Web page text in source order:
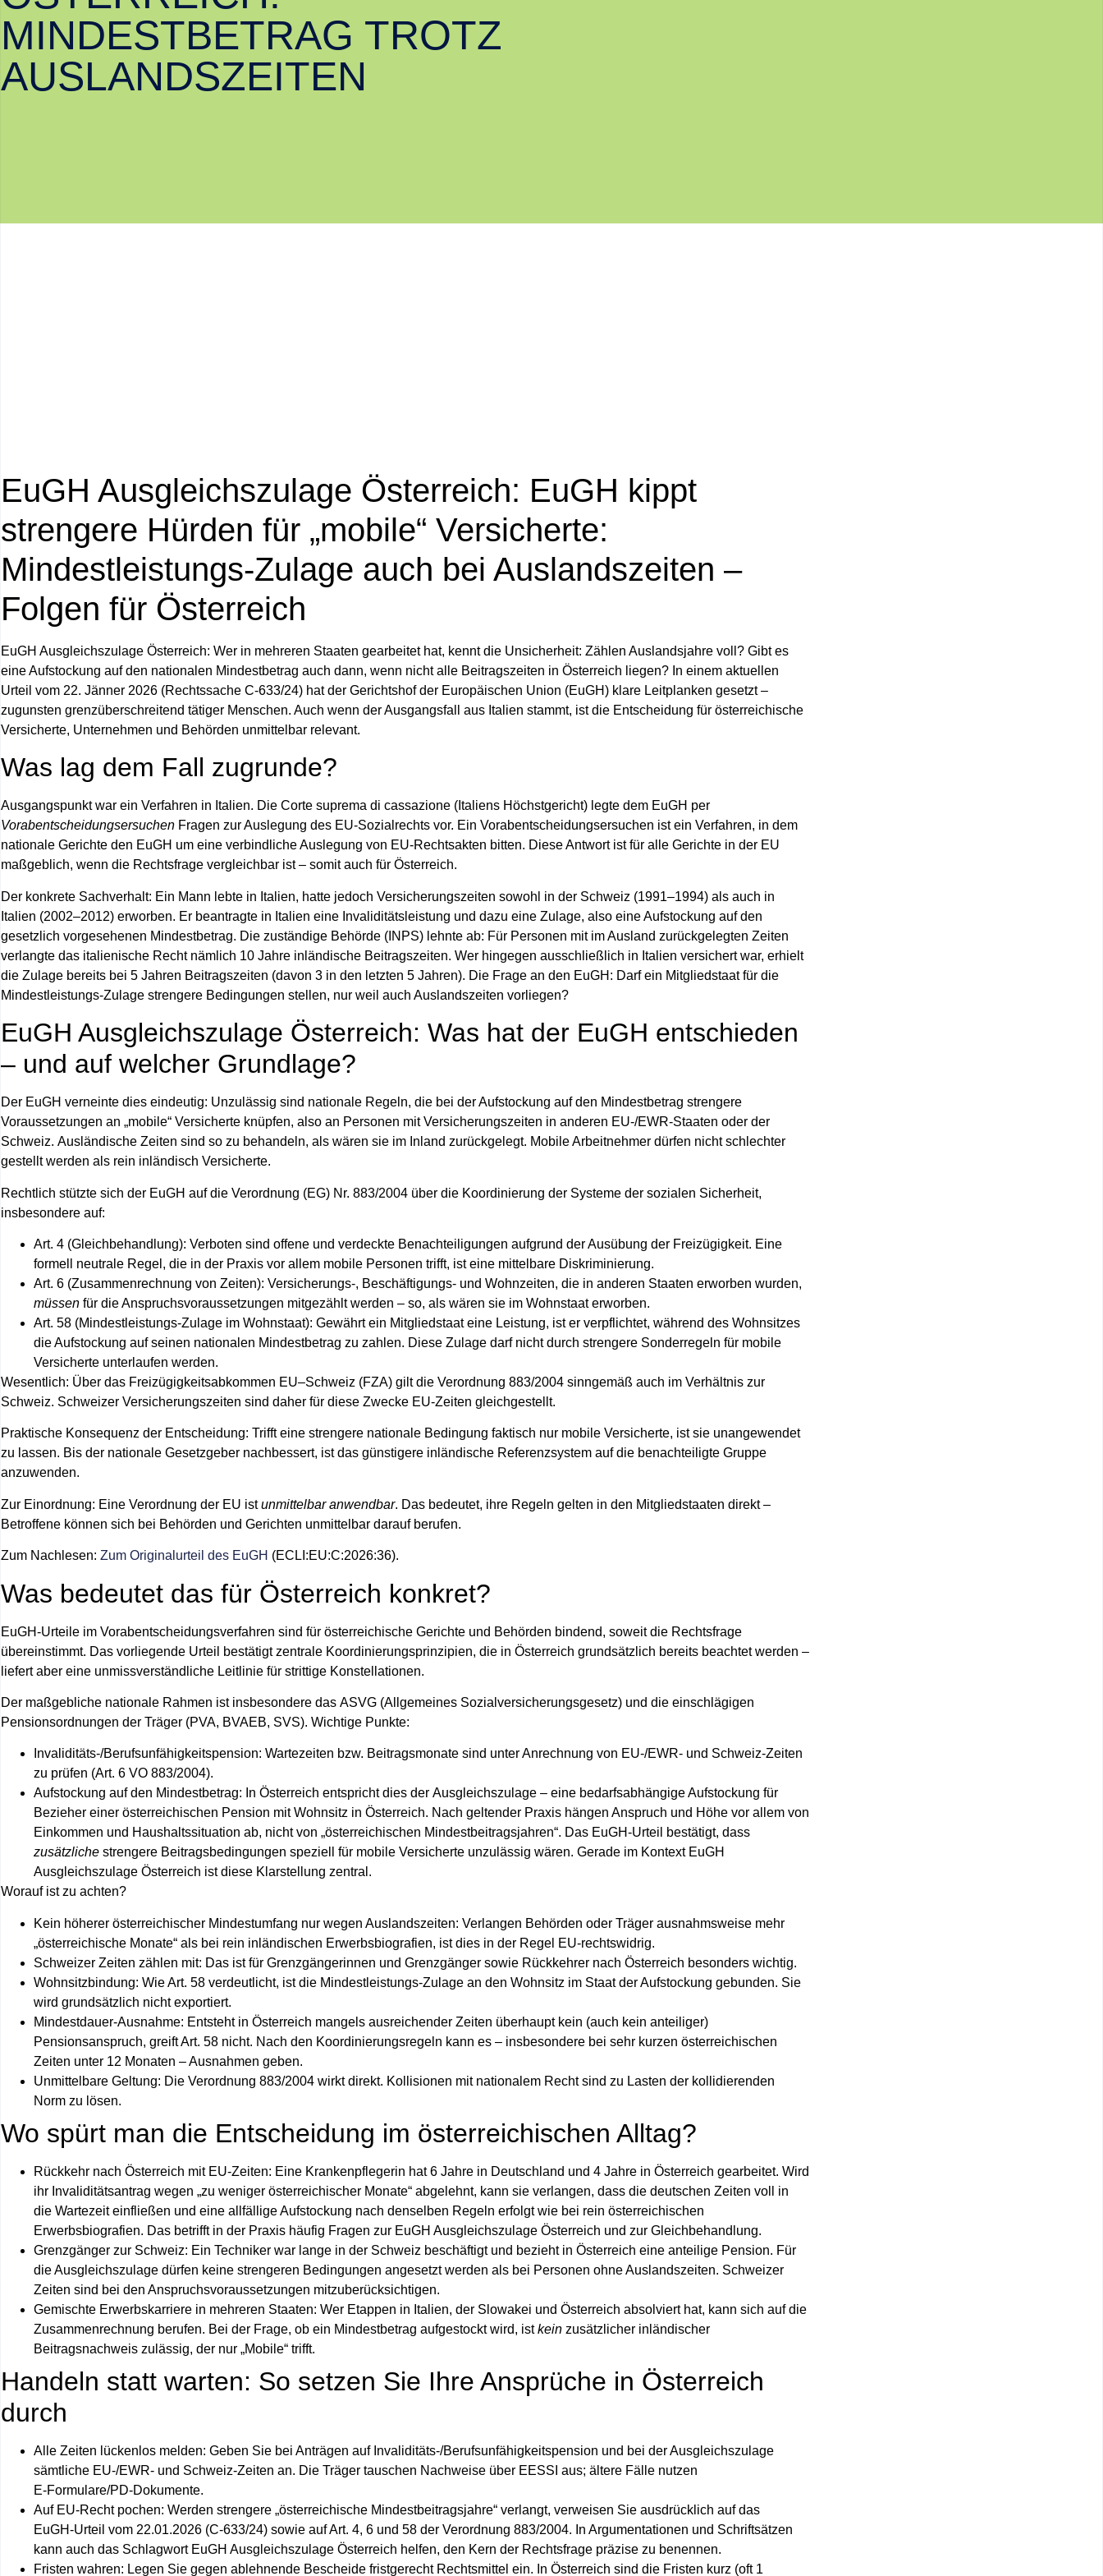
MINDESTBETRAG TROTZ
AUSLANDSZEITEN
EuGH Ausgleichszulage Österreich: EuGH kippt
strengere Hürden für „mobile“ Versicherte:
Mindestleistungs‑Zulage auch bei Auslandszeiten –
Folgen für Österreich
EuGH Ausgleichszulage Österreich: Wer in mehreren Staaten gearbeitet hat, kennt die Unsicherheit: Zählen Auslandsjahre voll? Gibt es
eine Aufstockung auf den nationalen Mindestbetrag auch dann, wenn nicht alle Beitragszeiten in Österreich liegen? In einem aktuellen
Urteil vom 22. Jänner 2026 (Rechtssache C‑633/24) hat der Gerichtshof der Europäischen Union (EuGH) klare Leitplanken gesetzt –
zugunsten grenzüberschreitend tätiger Menschen. Auch wenn der Ausgangsfall aus Italien stammt, ist die Entscheidung für österreichische
Versicherte, Unternehmen und Behörden unmittelbar relevant.
Was lag dem Fall zugrunde?
Ausgangspunkt war ein Verfahren in Italien. Die Corte suprema di cassazione (Italiens Höchstgericht) legte dem EuGH per
Vorabentscheidungsersuchen Fragen zur Auslegung des EU‑Sozialrechts vor. Ein Vorabentscheidungsersuchen ist ein Verfahren, in dem
nationale Gerichte den EuGH um eine verbindliche Auslegung von EU‑Rechtsakten bitten. Diese Antwort ist für alle Gerichte in der EU
maßgeblich, wenn die Rechtsfrage vergleichbar ist – somit auch für Österreich.
Der konkrete Sachverhalt: Ein Mann lebte in Italien, hatte jedoch Versicherungszeiten sowohl in der Schweiz (1991–1994) als auch in
Italien (2002–2012) erworben. Er beantragte in Italien eine Invaliditätsleistung und dazu eine Zulage, also eine Aufstockung auf den
gesetzlich vorgesehenen Mindestbetrag. Die zuständige Behörde (INPS) lehnte ab: Für Personen mit im Ausland zurückgelegten Zeiten
verlangte das italienische Recht nämlich 10 Jahre inländische Beitragszeiten. Wer hingegen ausschließlich in Italien versichert war, erhielt
die Zulage bereits bei 5 Jahren Beitragszeiten (davon 3 in den letzten 5 Jahren). Die Frage an den EuGH: Darf ein Mitgliedstaat für die
Mindestleistungs‑Zulage strengere Bedingungen stellen, nur weil auch Auslandszeiten vorliegen?
EuGH Ausgleichszulage Österreich: Was hat der EuGH entschieden
– und auf welcher Grundlage?
Der EuGH verneinte dies eindeutig: Unzulässig sind nationale Regeln, die bei der Aufstockung auf den Mindestbetrag strengere
Voraussetzungen an „mobile“ Versicherte knüpfen, also an Personen mit Versicherungszeiten in anderen EU-/EWR‑Staaten oder der
Schweiz. Ausländische Zeiten sind so zu behandeln, als wären sie im Inland zurückgelegt. Mobile Arbeitnehmer dürfen nicht schlechter
gestellt werden als rein inländisch Versicherte.
Rechtlich stützte sich der EuGH auf die Verordnung (EG) Nr. 883/2004 über die Koordinierung der Systeme der sozialen Sicherheit,
insbesondere auf:
Art. 4 (Gleichbehandlung): Verboten sind offene und verdeckte Benachteiligungen aufgrund der Ausübung der Freizügigkeit. Eine
formell neutrale Regel, die in der Praxis vor allem mobile Personen trifft, ist eine mittelbare Diskriminierung.
Art. 6 (Zusammenrechnung von Zeiten): Versicherungs‑, Beschäftigungs- und Wohnzeiten, die in anderen Staaten erworben wurden,
müssen für die Anspruchsvoraussetzungen mitgezählt werden – so, als wären sie im Wohnstaat erworben.
Art. 58 (Mindestleistungs‑Zulage im Wohnstaat): Gewährt ein Mitgliedstaat eine Leistung, ist er verpflichtet, während des Wohnsitzes
die Aufstockung auf seinen nationalen Mindestbetrag zu zahlen. Diese Zulage darf nicht durch strengere Sonderregeln für mobile
Versicherte unterlaufen werden.
Wesentlich: Über das Freizügigkeitsabkommen EU–Schweiz (FZA) gilt die Verordnung 883/2004 sinngemäß auch im Verhältnis zur
Schweiz. Schweizer Versicherungszeiten sind daher für diese Zwecke EU‑Zeiten gleichgestellt.
Praktische Konsequenz der Entscheidung: Trifft eine strengere nationale Bedingung faktisch nur mobile Versicherte, ist sie unangewendet
zu lassen. Bis der nationale Gesetzgeber nachbessert, ist das günstigere inländische Referenzsystem auf die benachteiligte Gruppe
anzuwenden.
Zur Einordnung: Eine Verordnung der EU istunmittelbar anwendbar. Das bedeutet, ihre Regeln gelten in den Mitgliedstaaten direkt –
Betroffene können sich bei Behörden und Gerichten unmittelbar darauf berufen.
Zum Nachlesen: Zum Originalurteil des EuGH (ECLI:EU:C:2026:36).
Was bedeutet das für Österreich konkret?
EuGH‑Urteile im Vorabentscheidungsverfahren sind für österreichische Gerichte und Behörden bindend, soweit die Rechtsfrage
übereinstimmt. Das vorliegende Urteil bestätigt zentrale Koordinierungsprinzipien, die in Österreich grundsätzlich bereits beachtet werden –
liefert aber eine unmissverständliche Leitlinie für strittige Konstellationen.
Der maßgebliche nationale Rahmen ist insbesondere das ASVG (Allgemeines Sozialversicherungsgesetz) und die einschlägigen
Pensionsordnungen der Träger (PVA, BVAEB, SVS). Wichtige Punkte:
Invaliditäts-/Berufsunfähigkeitspension: Wartezeiten bzw. Beitragsmonate sind unter Anrechnung von EU-/EWR- und Schweiz‑Zeiten
zu prüfen (Art. 6 VO 883/2004).
Aufstockung auf den Mindestbetrag: In Österreich entspricht dies der Ausgleichszulage – eine bedarfsabhängige Aufstockung für
Bezieher einer österreichischen Pension mit Wohnsitz in Österreich. Nach geltender Praxis hängen Anspruch und Höhe vor allem von
Einkommen und Haushaltssituation ab, nicht von „österreichischen Mindestbeitragsjahren“. Das EuGH‑Urteil bestätigt, dass
zusätzliche strengere Beitragsbedingungen speziell für mobile Versicherte unzulässig wären. Gerade im Kontext EuGH
Ausgleichszulage Österreich ist diese Klarstellung zentral.
Worauf ist zu achten?
Kein höherer österreichischer Mindestumfang nur wegen Auslandszeiten: Verlangen Behörden oder Träger ausnahmsweise mehr
„österreichische Monate“ als bei rein inländischen Erwerbsbiografien, ist dies in der Regel EU‑rechtswidrig.
Schweizer Zeiten zählen mit: Das ist für Grenzgängerinnen und Grenzgänger sowie Rückkehrer nach Österreich besonders wichtig.
Wohnsitzbindung: Wie Art. 58 verdeutlicht, ist die Mindestleistungs‑Zulage an den Wohnsitz im Staat der Aufstockung gebunden. Sie
wird grundsätzlich nicht exportiert.
Mindestdauer-Ausnahme: Entsteht in Österreich mangels ausreichender Zeiten überhaupt kein (auch kein anteiliger)
Pensionsanspruch, greift Art. 58 nicht. Nach den Koordinierungsregeln kann es – insbesondere bei sehr kurzen österreichischen
Zeiten unter 12 Monaten – Ausnahmen geben.
Unmittelbare Geltung: Die Verordnung 883/2004 wirkt direkt. Kollisionen mit nationalem Recht sind zu Lasten der kollidierenden
Norm zu lösen.
Wo spürt man die Entscheidung im österreichischen Alltag?
Rückkehr nach Österreich mit EU‑Zeiten: Eine Krankenpflegerin hat 6 Jahre in Deutschland und 4 Jahre in Österreich gearbeitet. Wird
ihr Invaliditätsantrag wegen „zu weniger österreichischer Monate“ abgelehnt, kann sie verlangen, dass die deutschen Zeiten voll in
die Wartezeit einfließen und eine allfällige Aufstockung nach denselben Regeln erfolgt wie bei rein österreichischen
Erwerbsbiografien. Das betrifft in der Praxis häufig Fragen zur EuGH Ausgleichszulage Österreich und zur Gleichbehandlung.
Grenzgänger zur Schweiz: Ein Techniker war lange in der Schweiz beschäftigt und bezieht in Österreich eine anteilige Pension. Für
die Ausgleichszulage dürfen keine strengeren Bedingungen angesetzt werden als bei Personen ohne Auslandszeiten. Schweizer
Zeiten sind bei den Anspruchsvoraussetzungen mitzuberücksichtigen.
Gemischte Erwerbskarriere in mehreren Staaten: Wer Etappen in Italien, der Slowakei und Österreich absolviert hat, kann sich auf die
Zusammenrechnung berufen. Bei der Frage, ob ein Mindestbetrag aufgestockt wird, istkein zusätzlicher inländischer
Beitragsnachweis zulässig, der nur „Mobile“ trifft.
Handeln statt warten: So setzen Sie Ihre Ansprüche in Österreich
durch
Alle Zeiten lückenlos melden: Geben Sie bei Anträgen auf Invaliditäts-/Berufsunfähigkeitspension und bei der Ausgleichszulage
sämtliche EU-/EWR- und Schweiz‑Zeiten an. Die Träger tauschen Nachweise über EESSI aus; ältere Fälle nutzen
E‑Formulare/PD‑Dokumente.
Auf EU‑Recht pochen: Werden strengere „österreichische Mindestbeitragsjahre“ verlangt, verweisen Sie ausdrücklich auf das
EuGH‑Urteil vom 22.01.2026 (C‑633/24) sowie auf Art. 4, 6 und 58 der Verordnung 883/2004. In Argumentationen und Schriftsätzen
kann auch das Schlagwort EuGH Ausgleichszulage Österreich helfen, den Kern der Rechtsfrage präzise zu benennen.
Fristen wahren: Legen Sie gegen ablehnende Bescheide fristgerecht Rechtsmittel ein. In Österreich sind die Fristen kurz (oft 1